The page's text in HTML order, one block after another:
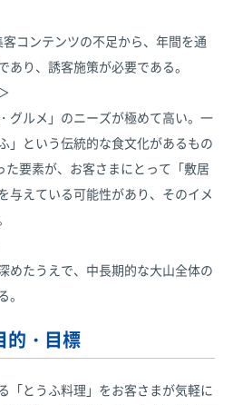
コンテンツの不足から、年間を通
あり、誘客施策が必要である。
グルメ」のニーズが極めて高い。一
」という伝統的な食文化があるもの
要素が、お客さまにとって「敷居
与えている可能性があり、そのイメ
めたうえで、中長期的な大山全体の
的・目標
「とうふ料理」をお客さまが気軽に